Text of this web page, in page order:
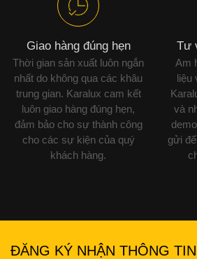
Giao hàng đúng hẹn
Thời gian sản xuất luôn ngắn
nhất do không qua các khâu
trung gian. Karalux cam kết
luôn giao hàng đúng hẹn,
đảm bảo cho sự thành công
cho các sự kiện của quý
khách hàng.
Tư
Am
liệu
và
gửi
ĐĂNG KÝ NHẬN THÔNG TIN